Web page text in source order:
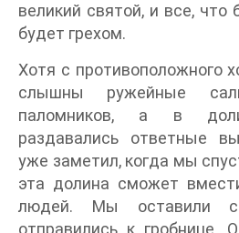
великий святой, и все, что
будет грехом.
Хотя с противоположного
слышны ружейные
паломников, а в
раздавались ответные
уже заметил, когда мы
эта долина сможет
людей. Мы оставили